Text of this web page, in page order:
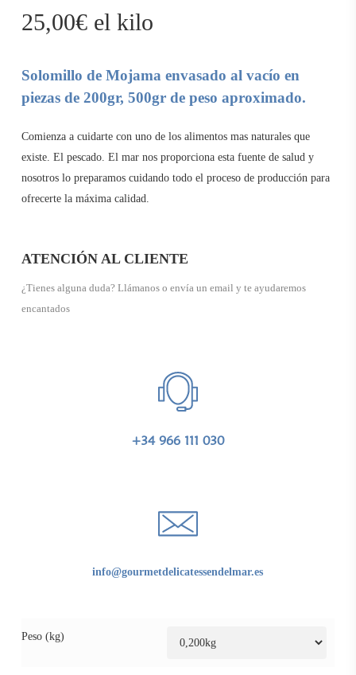
25,00€el kilo
Solomillo de Mojama envasado al vacío en
piezas de 200gr, 500gr de peso aproximado.
Comienza a cuidarte con uno de los alimentos mas naturales que
existe. El pescado. El mar nos proporciona esta fuente de salud y
nosotros lo preparamos cuidando todo el proceso de producción para
ofrecerte la máxima calidad.
ATENCIÓN AL CLIENTE
¿Tienes alguna duda? Llámanos o envía un email y te ayudaremos
encantados
+34 966 111 030
info@gourmetdelicatessendelmar.es
Peso (kg)